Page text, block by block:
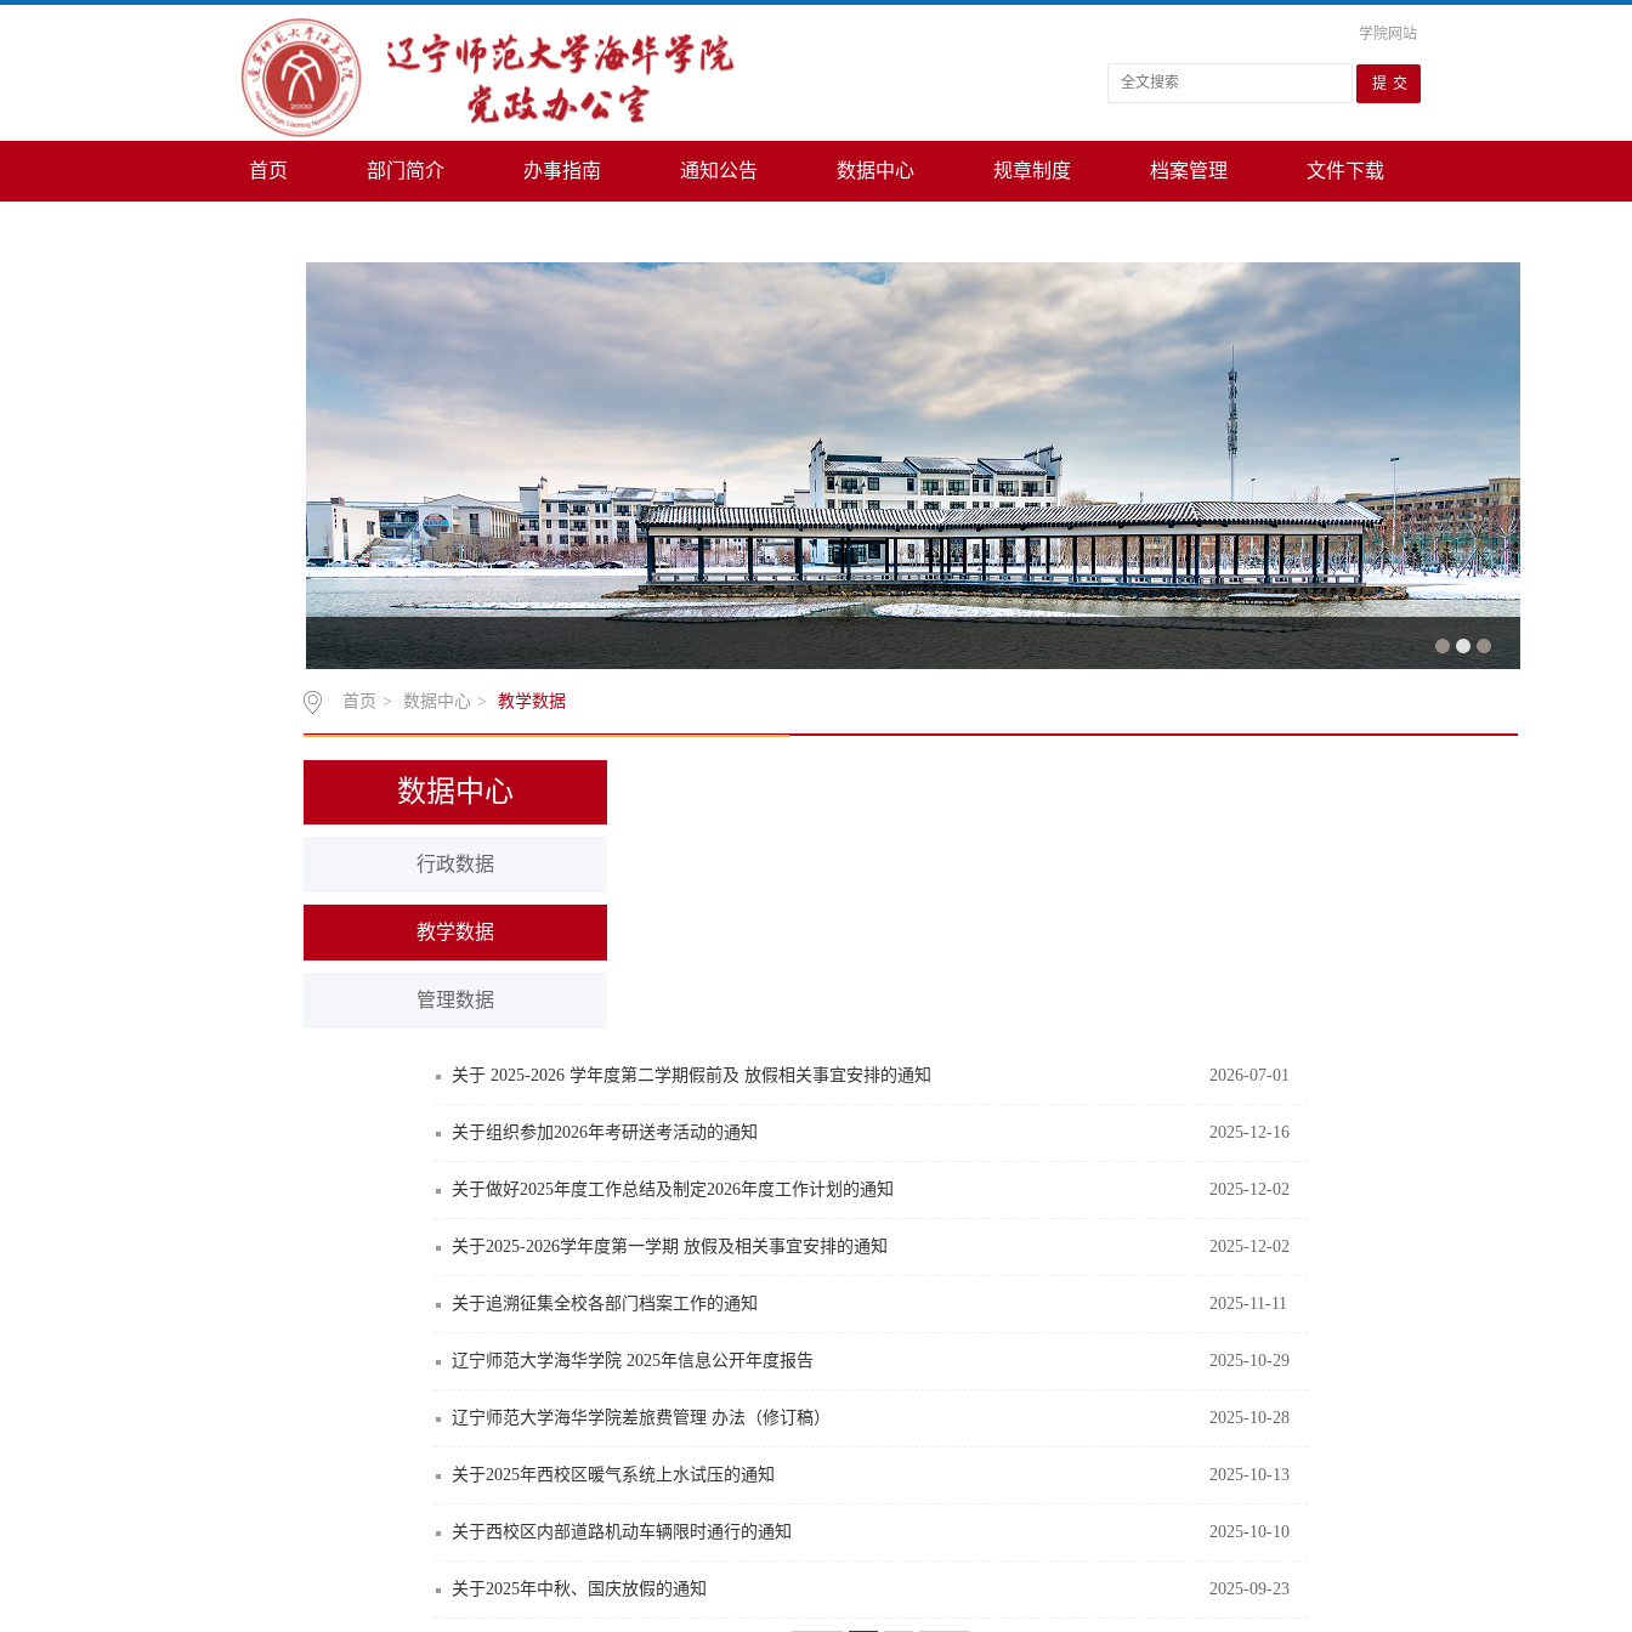
学院网站
首页 部门简介 办事指南 通知公告 数据中心 规章制度 档案管理 文件下载
首页 > 数据中心 > 教学数据
数据中心
行政数据
教学数据
管理数据
关于 2025-2026 学年度第二学期假前及 放假相关事宜安排的通知 2026-07-01
关于组织参加2026年考研送考活动的通知 2025-12-16
关于做好2025年度工作总结及制定2026年度工作计划的通知 2025-12-02
关于2025-2026学年度第一学期 放假及相关事宜安排的通知 2025-12-02
关于追溯征集全校各部门档案工作的通知 2025-11-11
辽宁师范大学海华学院 2025年信息公开年度报告 2025-10-29
辽宁师范大学海华学院差旅费管理 办法（修订稿） 2025-10-28
关于2025年西校区暖气系统上水试压的通知 2025-10-13
关于西校区内部道路机动车辆限时通行的通知 2025-10-10
关于2025年中秋、国庆放假的通知 2025-09-23